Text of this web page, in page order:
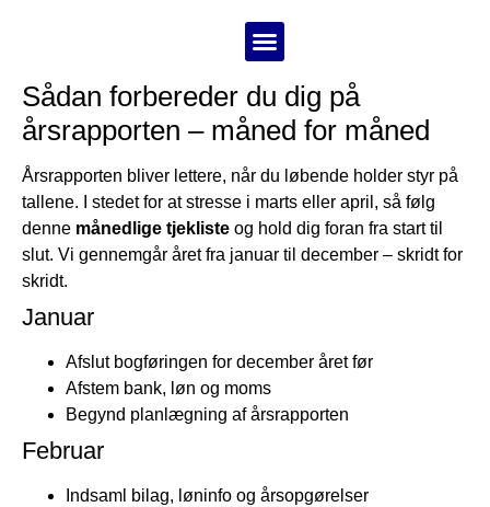
Sådan forbereder du dig på
årsrapporten – måned for måned
Årsrapporten bliver lettere, når du løbende holder styr på
tallene. I stedet for at stresse i marts eller april, så følg
denne månedlige tjekliste og hold dig foran fra start til
slut. Vi gennemgår året fra januar til december – skridt for
skridt.
Januar
Afslut bogføringen for december året før
Afstem bank, løn og moms
Begynd planlægning af årsrapporten
Februar
Indsaml bilag, løninfo og årsopgørelser